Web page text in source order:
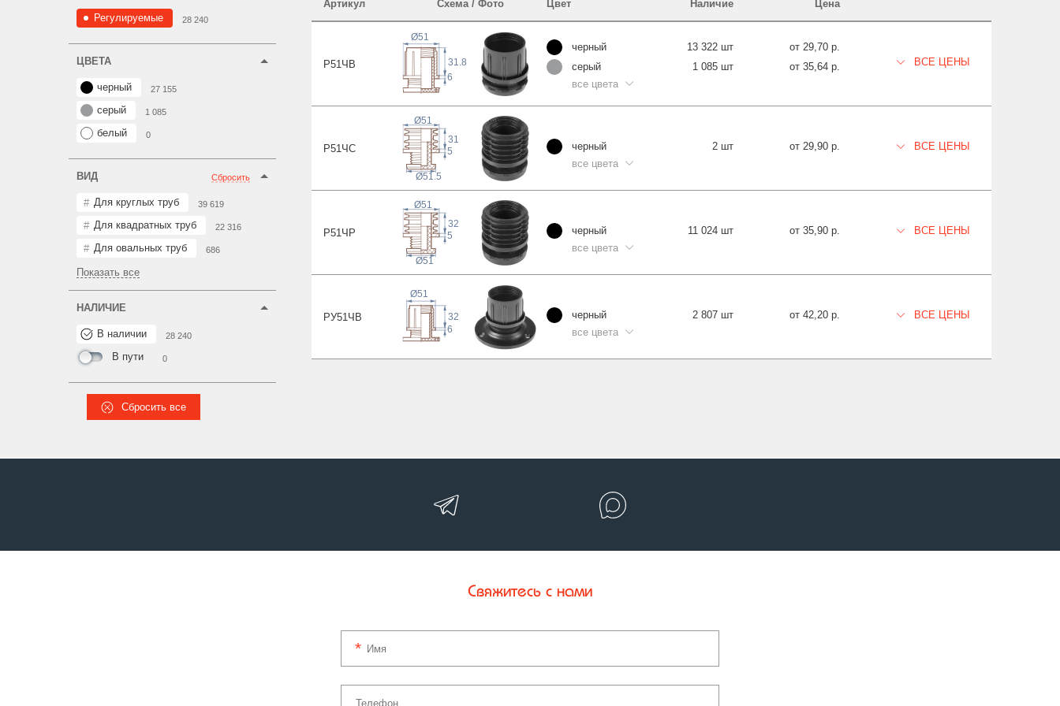
Регулируемые 28 240
ЦВЕТА
черный 27 155
серый 1 085
белый 0
ВИД Сбросить
Для круглых труб 39 619
Для квадратных труб 22 316
Для овальных труб 686
Показать все
НАЛИЧИЕ
В наличии 28 240
В пути 0
Сбросить все
Артикул Схема / Фото Цвет Наличие Цена
Р51 ЧВ
Ø51
6
31.8
черный
серый
все цвета
13 322 шт
1 085 шт
от 29,70 р.
от 35,64 р.
ВСЕ ЦЕНЫ
Р51 ЧС
Ø51.5
5
31
Ø51
черный
все цвета
2 шт от 29,90 р. ВСЕ ЦЕНЫ
Р51 ЧР
Ø51
5
32
Ø51
черный
все цвета
11 024 шт от 35,90 р. ВСЕ ЦЕНЫ
РУ51 ЧВ
Ø51
6
32
черный
все цвета
2 807 шт от 42,20 р. ВСЕ ЦЕНЫ
Свяжитесь с нами